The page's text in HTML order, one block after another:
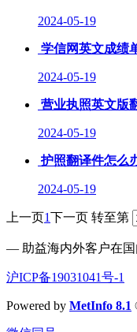
2024-05-19
学信网英文成绩
2024-05-19
营业执照英文版
2024-05-19
护照翻译件怎么
2024-05-19
上一页1下一页 转至第
— 助益海内外客户在
沪ICP备19031041号-1
Powered by MetInfo 8.1